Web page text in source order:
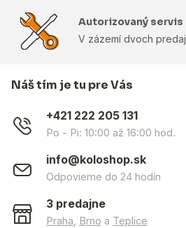
Autorizovaný servis
V zázemí dvoch
Náš tím je tu pre Vás
+421 222 205 131
Po - Pi: 10:00 až 16:00 hod.
info@koloshop.sk
Odpovieme do 24 hodín
3 predajne
Praha Brno a Teplice